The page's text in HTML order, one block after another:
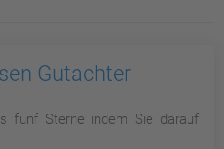
Gutachter
fünf Sterne indem Sie darauf